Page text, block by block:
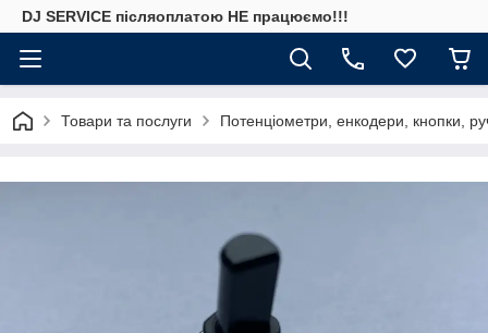
DJ SERVICE пiсляоплатою НЕ працюємо!!!
Товари та послуги Потенціометри, енкодери, кнопки,